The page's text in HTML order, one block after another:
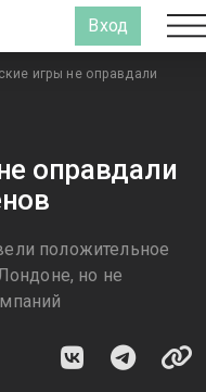
Вход
игры не оправдали
оправдали
положительное
но не